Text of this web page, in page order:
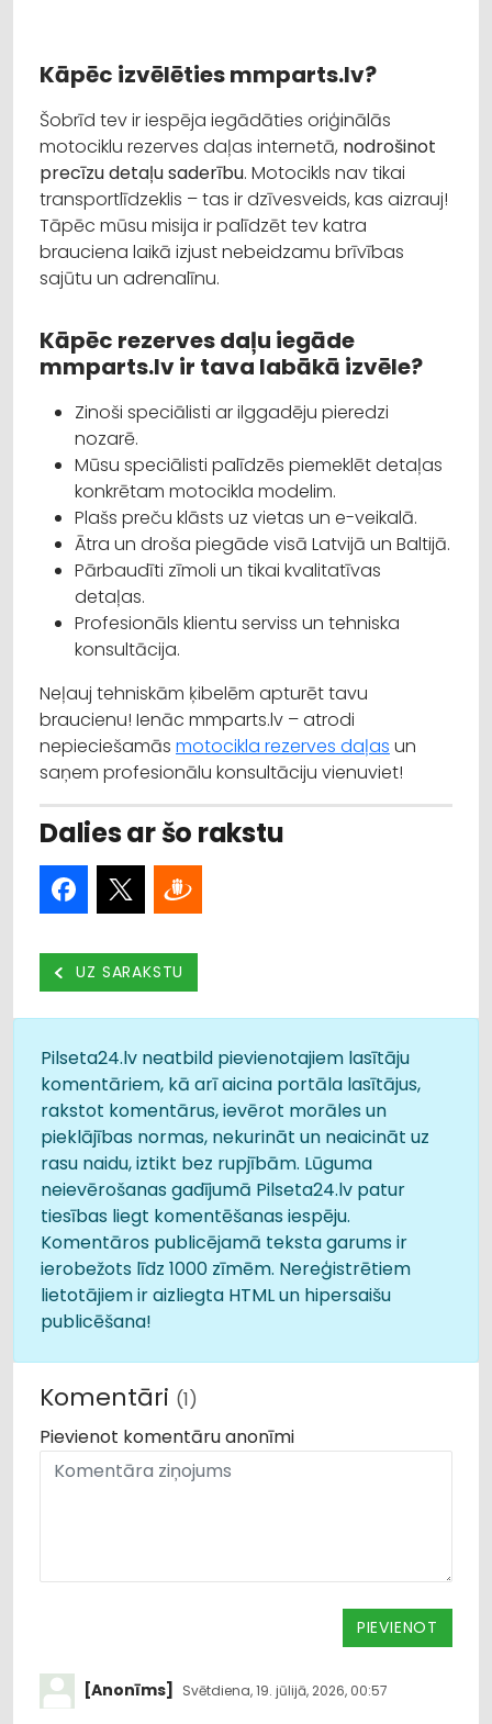
Kāpēc izvēlēties mmparts.lv?
Šobrīd tev ir iespēja iegādāties oriģinālās
motociklu rezerves daļas internetā, nodrošinot
precīzu detaļu saderību. Motocikls nav tikai
transportlīdzeklis – tas ir dzīvesveids, kas aizrauj!
Tāpēc mūsu misija ir palīdzēt tev katra
brauciena laikā izjust nebeidzamu brīvības
sajūtu un adrenalīnu.
Kāpēc rezerves daļu iegāde
mmparts.lv ir tava labākā izvēle?
Zinoši speciālisti ar ilggadēju pieredzi
nozarē.
Mūsu speciālisti palīdzēs piemeklēt detaļas
konkrētam motocikla modelim.
Plašs preču klāsts uz vietas un e-veikalā.
Ātra un droša piegāde visā Latvijā un Baltijā.
Pārbaudīti zīmoli un tikai kvalitatīvas
detaļas.
Profesionāls klientu serviss un tehniska
konsultācija.
Neļauj tehniskām ķibelēm apturēt tavu
braucienu! Ienāc mmparts.lv – atrodi
nepieciešamās motocikla rezerves daļas un
saņem profesionālu konsultāciju vienuviet!
Dalies ar šo rakstu
UZ SARAKSTU
Pilseta24.lv neatbild pievienotajiem lasītāju
komentāriem, kā arī aicina portāla lasītājus,
rakstot komentārus, ievērot morāles un
pieklājības normas, nekurināt un neaicināt uz
rasu naidu, iztikt bez rupjībām. Lūguma
neievērošanas gadījumā Pilseta24.lv patur
tiesības liegt komentēšanas iespēju.
Komentāros publicējamā teksta garums ir
ierobežots līdz 1000 zīmēm. Nereģistrētiem
lietotājiem ir aizliegta HTML un hipersaišu
publicēšana!
Komentāri (1)
Pievienot komentāru anonīmi
PIEVIENOT
[Anonīms] Svētdiena, 19. jūlijā, 2026, 00:57